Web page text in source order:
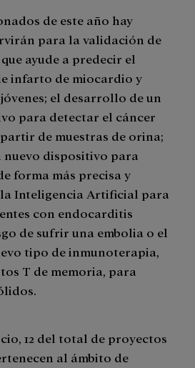
de este año hay
para la validación de
ayude a predecir el
infarto de miocardio y
el desarrollo de un
para detectar el cáncer
de muestras de orina;
nuevo dispositivo para
forma más precisa y
Inteligencia Artificial para
con endocarditis
de sufrir una embolia o el
tipo de inmunoterapia,
T de memoria, para
12 del total de proyectos
al ámbito de